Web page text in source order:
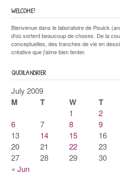
WELCOME!
Bienvenue dans le laboratoire de Pouick
d'où sortent beaucoup de choses. De la
conceptuelles, des tranches de vie en
créative que j'aime bien tenter.
QUOILANDRIER
July 2009
M T W T
« Jun
1 2
6
7 8 9
13
14 15 16
20
21 22 23
27
28 29 30